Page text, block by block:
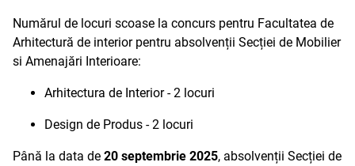
Numărul de locuri scoase la concurs pentru Facultatea de
Arhitectură de interior pentru absolvenții Secției de Mobilier
si Amenajări Interioare:
Arhitectura de Interior - 2 locuri
Design de Produs - 2 locuri
Până la data de 20 septembrie 2025, absolvenții Secției de